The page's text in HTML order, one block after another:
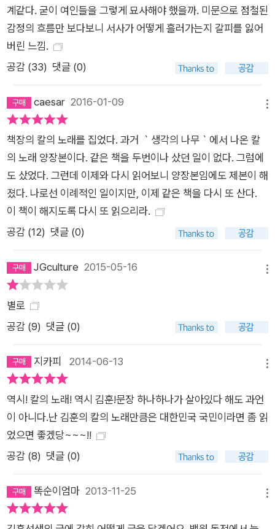
계같다. 굳이 여인들을 그렇게 묘사해야 했을까. 미문으로 점철된
감정의 흐름만 보다보니 서사가 어떻게 흘러가는지 갈피를 잃어
버린 느낌.
공감 (33) 댓글 (0)
caesar 2016-01-09
책장의 칼의 노래를 집었다. 과거 ｀생각의 나무｀에서 나온 칼
의 노래 양장본이다. 같은 책을 두번이나 샀던 일이 없다. 그럼에
도 샀었다. 그런데 이제와 다시 읽어보니 양장본임에도 제본이 해
졌다. 나로선 이례적인 일이지만, 이제 같은 책을 다시 또 산다.
이 책이 해지도록 다시 또 읽으리라.
공감 (12) 댓글 (0)
JGculture 2015-05-16
별로
공감 (9) 댓글 (0)
지카피 2014-06-13
역시! 칼의 노래! 역시 김훈!문장 하나하나가 살아있다 해도 과언
이 아니다.난 김훈의 칼의 노래만큼은 대한민국 국민이라면 좀 읽
었으면 좋겠당~~~!!
공감 (8) 댓글 (0)
똑순이엄마 2013-11-25